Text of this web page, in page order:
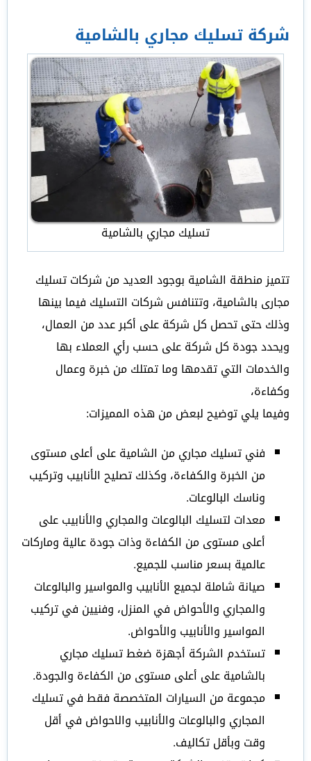
شركة تسليك مجاري بالشامية
تسليك مجاري بالشامية
تتميز منطقة الشامية بوجود العديد من شركات تسليك
مجارى بالشامية، وتتنافس شركات التسليك فيما بينها
وذلك حتى تحصل كل شركة على أكبر عدد من العمال،
ويحدد جودة كل شركة على حسب رأي العملاء بها
والخدمات التي تقدمها وما تمتلك من خبرة وعمال
وكفاءة،
وفيما يلي توضيح لبعض من هذه المميزات:
فني تسليك مجاري من الشامية على أعلى مستوى
من الخبرة والكفاءة، وكذلك تصليح الأنابيب وتركيب
وناسك البالوعات.
معدات لتسليك البالوعات والمجاري والأنابيب على
أعلى مستوى من الكفاءة وذات جودة عالية وماركات
عالمية بسعر مناسب للجميع.
صيانة شاملة لجميع الأنابيب والمواسير والبالوعات
والمجاري والأحواض في المنزل، وفنيين في تركيب
المواسير والأنابيب والأحواض.
تستخدم الشركة أجهزة ضغط تسليك مجاري
بالشامية على أعلى مستوى من الكفاءة والجودة.
مجموعة من السيارات المتخصصة فقط في تسليك
المجاري والبالوعات والأنابيب والاحواض في أقل
وقت وبأقل تكاليف.